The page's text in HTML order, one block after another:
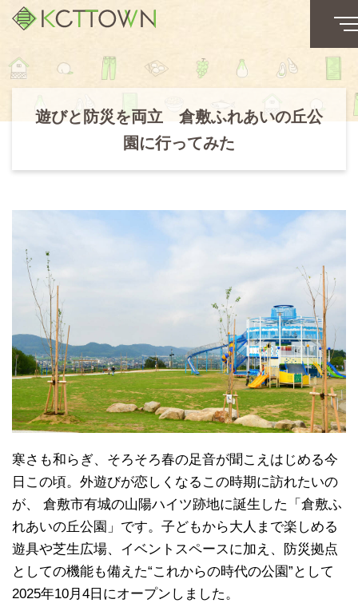
遊びと防災を両立 倉敷ふれあいの丘公
園に行ってみた
寒さも和らぎ、そろそろ春の足音が聞こえはじめる今
日この頃。外遊びが恋しくなるこの時期に訪れたいの
が、 倉敷市有城の山陽ハイツ跡地に誕生した「倉敷ふ
れあいの丘公園」です。子どもから大人まで楽しめる
遊具や芝生広場、イベントスペースに加え、防災拠点
としての機能も備えた“これからの時代の公園”として
2025年10月4日にオープンしました。